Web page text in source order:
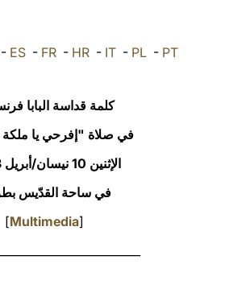
- ES- FR- HR- IT- PL- PT
كلمة قداسة البابا
في صلاة "إفرحي يا ملكة
الإثنين 10 نيسان/أبريل 2023
في ساحة القدّيس
[
Multimedia
]